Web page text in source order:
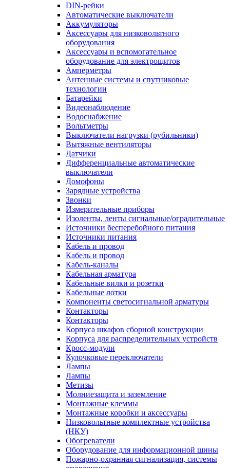
DIN-рейки
Автоматические выключатели
Аккумуляторы
Аксессуары для низковольтного
оборудования
Аксессуары и вспомогательное
оборудование для электрощитов
Амперметры
Антенные системы и спутниковые
технологии
Батарейки
Видеонаблюдение
Водоснабжение
Вольтметры
Выключатели нагрузки (рубильники)
Вытяжные вентиляторы
Датчики
Дифференциальные автоматические
выключатели
Домофоны
Зарядные устройства
Звонки
Измерительные приборы
Изоленты, ленты сигнальные/оградительные
Источники бесперебойного питания
Источники питания
Кабель и провод
Кабель и провод
Кабель-каналы
Кабельная арматура
Кабельные вилки и розетки
Кабельные лотки
Компоненты светосигнальной арматуры
Контакторы
Контакторы
Корпуса шкафов сборной конструкции
Корпуса для распределительных устройств
Кросс-модули
Кулочковые переключатели
Лампы
Лампы
Метизы
Молниезащита и заземление
Монтажные клеммы
Монтажные коробки и аксессуары
Низковольтные комплектные устройства
(НКУ)
Обогреватели
Оборудование для информационной шины
Пожарно-охранная сигнализация, системы